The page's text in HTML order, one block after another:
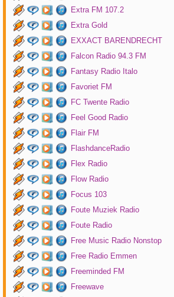
Extra FM 107.2
Extra Gold
EXXACT BARENDRECHT
Falcon Radio 94.3 FM
Fantasy Radio Italo
Favoriet FM
FC Twente Radio
Feel Good Radio
Flair FM
FlashdanceRadio
Flex Radio
Flow Radio
Focus 103
Foute Muziek Radio
Foute Radio
Free Music Radio Nonstop
Free Radio Emmen
Freeminded FM
Freewave